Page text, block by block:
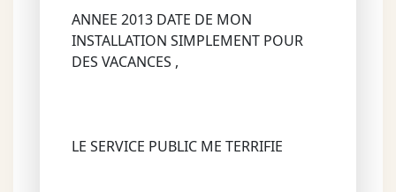
ANNEE 2013 DATE DE MON
INSTALLATION SIMPLEMENT POUR
DES VACANCES ,
LE SERVICE PUBLIC ME TERRIFIE